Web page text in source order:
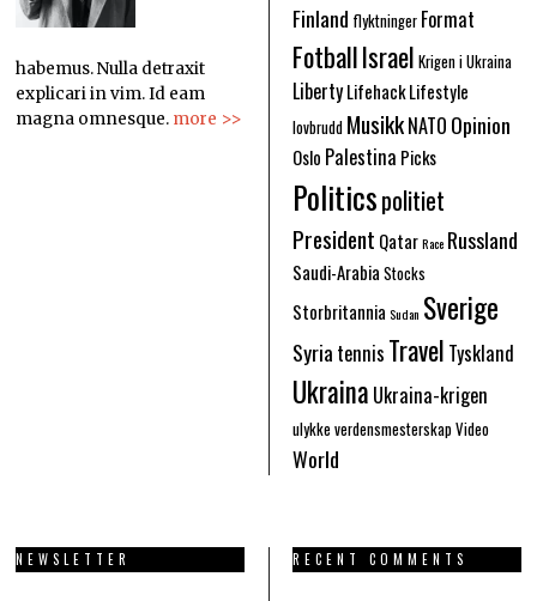
habemus. Nulla detraxit
explicari in vim. Id eam
magna omnesque. more >>
Finland flyktninger Format
FotballIsrael Krigen i Ukraina
LibertyLifehackLifestyle
lovbrudd MusikkNATO Opinion
Oslo Palestina Picks
Politicspolitiet
President QatarRace Russland
Saudi-Arabia Stocks
Storbritannia Sudan Sverige
Syria tennis Travel Tyskland
Ukraina Ukraina-krigen
ulykke verdensmesterskapVideo
World
NEWSLETTER RECENT COMMENTS